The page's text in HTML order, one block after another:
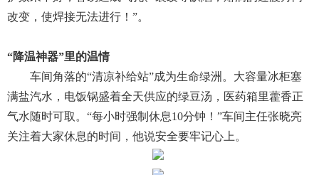
改变，使焊接无法进行！”。
“降温神器”里的温情
车间角落的“清凉补给站”成为生命绿洲。大容量冰柜塞
满盐汽水，电饭锅盛着全天供应的绿豆汤，医药箱里藿香正
气水随时可取。“每小时强制休息10分钟！”车间主任张晓亮
关注着大家休息的时间，他说安全要牢记心上。